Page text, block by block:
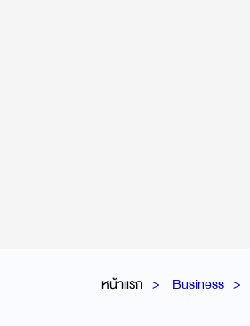
หน้าแรก Business